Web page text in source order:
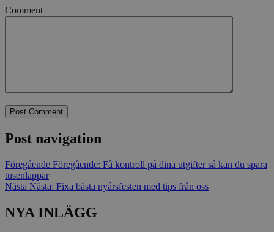
Comment
Post navigation
Föregående Föregående: Få kontroll på dina utgifter så kan du spara
tusenlappar
Nästa Nästa: Fixa bästa nyårsfesten med tips från oss
NYA INLÄGG